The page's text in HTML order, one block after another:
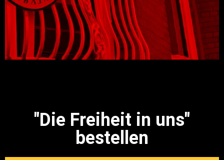
"Die Freiheit in uns"
bestellen